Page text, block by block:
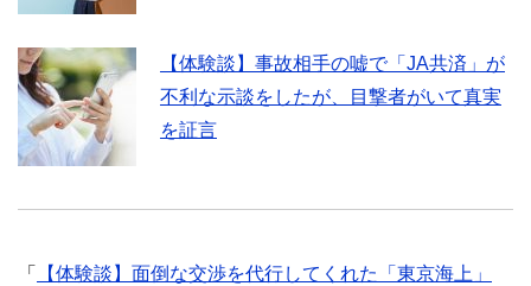
【体験談】事故相手の嘘で「JA共済」が
不利な示談をしたが、目撃者がいて真実
を証言
「
【体験談】面倒な交渉を代行してくれた「東京海上」